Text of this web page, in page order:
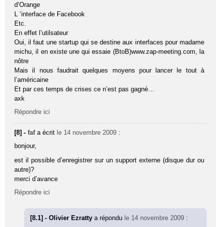
d’Orange
L ‘interface de Facebook
Etc.
En effet l’utilsateur
Oui, il faut une startup qui se destine aux interfaces pour madame
michu, il en existe une qui essaie (BtoB)www.zap-meeting.com, la
nôtre
Mais il nous faudrait quelques moyens pour lancer le tout à
l’américaine
Et par ces temps de crises ce n’est pas gagné…
axk
Répondre ici
[8] -faf a écrit le 14 novembre 2009 :
bonjour,
est il possible d’enregistrer sur un support externe (disque dur ou
autre)?
merci d’avance
Répondre ici
[8.1] - Olivier Ezrattya répondu le 14 novembre 2009 :